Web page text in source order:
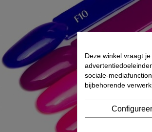
Deze winkel vraagt
sociale-
bijbehorende
Configureer